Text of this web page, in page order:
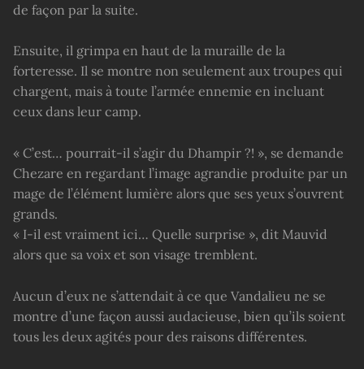
de façon par la suite.
Ensuite, il grimpa en haut de la muraille de la
forteresse. Il se montre non seulement aux troupes qui
chargent, mais à toute l’armée ennemie en incluant
ceux dans leur camp.
« C’est… pourrait-il s’agir du Dhampir ?! », se demande
Chezare en regardant l’image agrandie produite par un
mage de l’élément lumière alors que ses yeux s’ouvrent
grands.
« I-il est vraiment ici… Quelle surprise », dit Mauvid
alors que sa voix et son visage tremblent.
Aucun d’eux ne s’attendait à ce que Vandalieu ne se
montre d’une façon aussi audacieuse, bien qu’ils soient
tous les deux agités pour des raisons différentes.